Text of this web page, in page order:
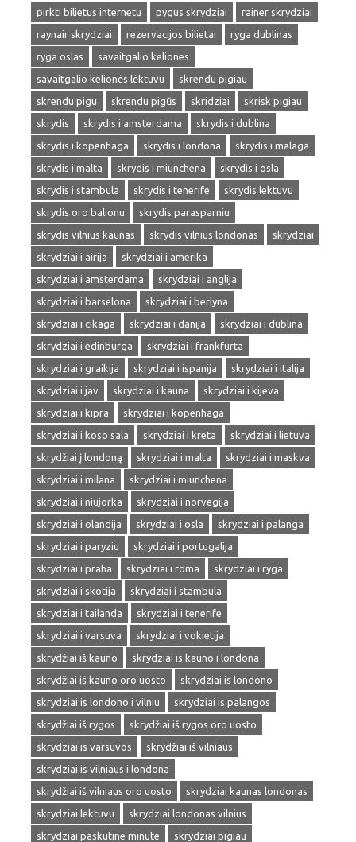
pirkti bilietus internetu
pygus skrydziai
rainer skrydziai
raynair skrydziai
rezervacijos bilietai
ryga dublinas
ryga oslas
savaitgalio keliones
savaitgalio kelionės lėktuvu
skrendu pigiau
skrendu pigu
skrendu pigūs skridziai
skrisk pigiau
skrydis
skrydis i amsterdama
skrydis i dublina
skrydis i kopenhaga
skrydis i londona
skrydis i malaga
skrydis i malta
skrydis i miunchena
skrydis i osla
skrydis i stambula
skrydis i tenerife
skrydis lektuvu
skrydis oro balionu
skrydis parasparniu
skrydis vilnius kaunas
skrydis vilnius londonas
skrydziai
skrydziai i airija
skrydziai i amerika
skrydziai i amsterdama
skrydziai i anglija
skrydziai i barselona
skrydziai i berlyna
skrydziai i cikaga
skrydziai i danija
skrydziai i dublina
skrydziai i edinburga
skrydziai i frankfurta
skrydziai i graikija
skrydziai i ispanija
skrydziai i italija
skrydziai i jav
skrydziai i kauna
skrydziai i kijeva
skrydziai i kipra
skrydziai i kopenhaga
skrydziai i koso sala
skrydziai i kreta
skrydziai i lietuva
skrydžiai į londoną
skrydziai i malta
skrydziai i maskva
skrydziai i milana
skrydziai i miunchena
skrydziai i niujorka
skrydziai i norvegija
skrydziai i olandija
skrydziai i osla
skrydziai i palanga
skrydziai i paryziu
skrydziai i portugalija
skrydziai i praha
skrydziai i roma
skrydziai i ryga
skrydziai i skotija
skrydziai i stambula
skrydziai i tailanda
skrydziai i tenerife
skrydziai i varsuva
skrydziai i vokietija
skrydžiai iš kauno
skrydziai is kauno i londona
skrydžiai iš kauno oro uosto
skrydziai is londono
skrydziai is londono i vilniu
skrydziai is palangos
skrydžiai iš rygos
skrydžiai iš rygos oro uosto
skrydziai is varsuvos
skrydžiai iš vilniaus
skrydziai is vilniaus i londona
skrydžiai iš vilniaus oro uosto
skrydziai kaunas londonas
skrydziai lektuvu
skrydziai londonas vilnius
skrydziai paskutine minute
skrydziai pigiau